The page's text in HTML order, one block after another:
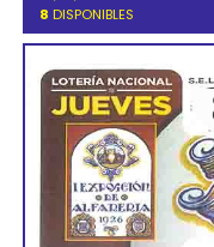
8 DISPONIBLES